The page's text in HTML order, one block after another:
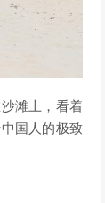
滩上，看着
国人的极致